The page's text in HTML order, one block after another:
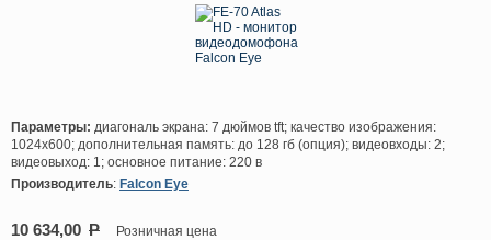
Параметры: диагональ экрана: 7 дюймов tft; качество изображения:
1024х600; дополнительная память: до 128 гб (опция); видеовходы: 2;
видеовыход: 1; основное питание: 220 в
Производитель: Falcon Eye
10 634,00 P Розничная цена